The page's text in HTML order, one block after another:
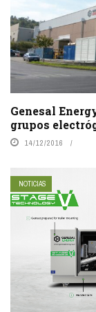
Genesal
grupos
14/12/2016
NOTICIAS